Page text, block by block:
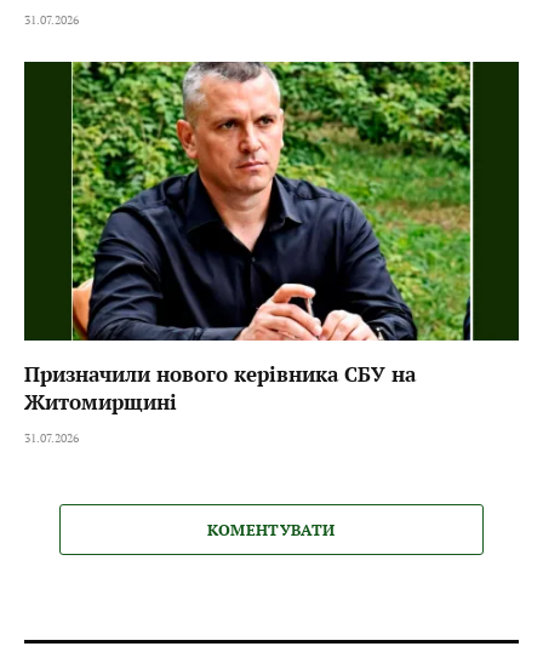
31.07.2026
Призначили нового керівника СБУ на
Житомирщині
31.07.2026
КОМЕНТУВАТИ